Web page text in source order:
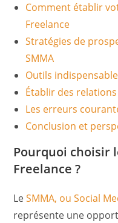
Comment établir
Freelance
Stratégies de
SMMA
Outils
Établir des
Les erreurs
Conclusion et
Pourquoi choisir
Freelance ?
LeSMMA, ou Social
représente une